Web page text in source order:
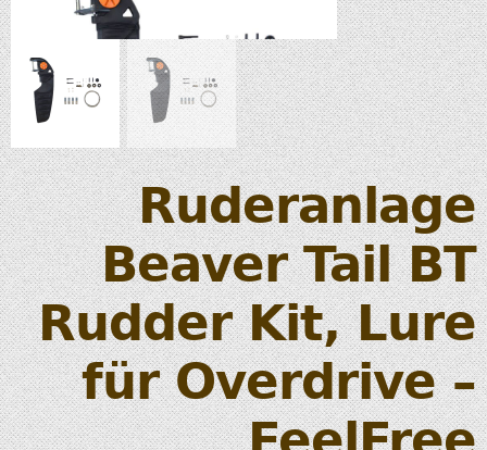
Ruderanlage
Beaver Tail BT
Rudder Kit, Lure
für Overdrive –